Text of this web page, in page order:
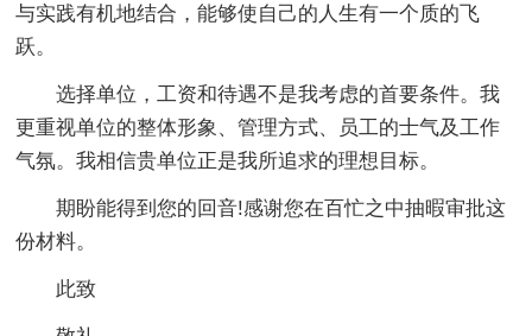
与实践有机地结合，能够使自己的人生有一个质的飞
跃。
选择单位，工资和待遇不是我考虑的首要条件。我
更重视单位的整体形象、管理方式、员工的士气及工作
气氛。我相信贵单位正是我所追求的理想目标。
期盼能得到您的回音!感谢您在百忙之中抽暇审批这
份材料。
此致